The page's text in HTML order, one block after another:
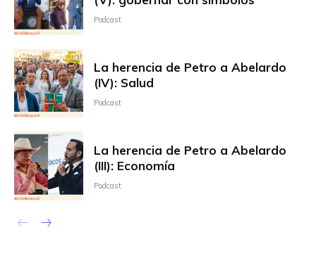
Podcast
La herencia de Petro a Abelardo
(IV): Salud
Podcast
La herencia de Petro a Abelardo
(III): Economía
Podcast